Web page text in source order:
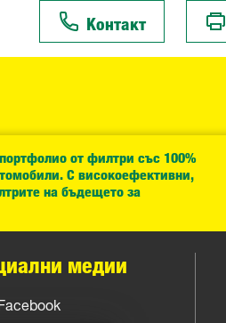
Контакт
от филтри със 100%
С високоефективни,
на бъдещето за
медии